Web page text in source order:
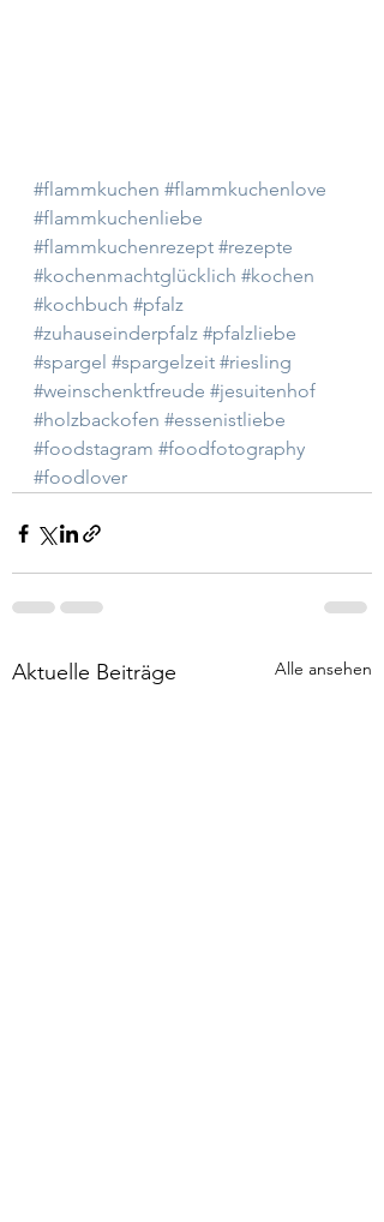
#flammkuchen #flammkuchenlove
#flammkuchenliebe
#flammkuchenrezept #rezepte
#kochenmachtglücklich #kochen
#kochbuch #pfalz
#zuhauseinderpfalz #pfalzliebe
#spargel #spargelzeit #riesling
#weinschenktfreude #jesuitenhof
#holzbackofen #essenistliebe
#foodstagram #foodfotography
#foodlover
Aktuelle Beiträge Alle ansehen